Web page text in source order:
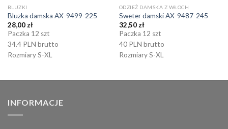
BLUZKI
Bluzka damska AX-9499-225
28,00zł
Paczka 12 szt
34.4 PLN brutto
Rozmiary S-XL
ODZIEŻ DAMSKA Z WŁOCH
Sweter damski AX-9487-245
32,50zł
Paczka 12 szt
40 PLN brutto
Rozmiary S-XL
INFORMACJE